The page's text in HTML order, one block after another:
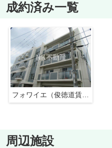
成約済み一覧
フォワイエ（俊徳道賃貸）
周辺施設